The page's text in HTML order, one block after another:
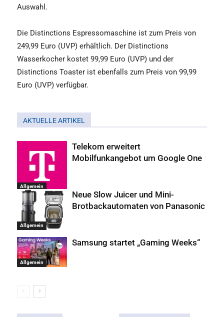
Auswahl.
Die Distinctions Espressomaschine ist zum Preis von
249,99 Euro (UVP) erhältlich. Der Distinctions
Wasserkocher kostet 99,99 Euro (UVP) und der
Distinctions Toaster ist ebenfalls zum Preis von 99,99
Euro (UVP) verfügbar.
AKTUELLE ARTIKEL
Allgemein
Telekom erweitert
Mobilfunkangebot um Google One
Allgemein
Neue Slow Juicer und Mini-
Brotbackautomaten von Panasonic
Allgemein
Samsung startet „Gaming Weeks“